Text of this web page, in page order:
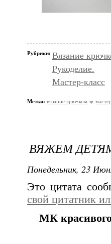
Рубрики: Вязание
Рукоделие.
Мастер-класс
Метки: вязание крючком
ВЯЖЕМ
Понедельник, 23
Это цитата
свой цитатник
МК